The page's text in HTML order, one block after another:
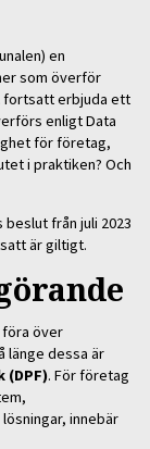
en
som överför
fortsatt erbjuda ett
enligt Data
för företag,
i praktiken? Och
från juli 2023
är giltigt.
över
länge dessa är
(DPF). För företag
innebär